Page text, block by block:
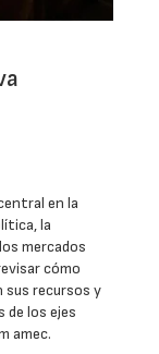
en la
la
mercados
cómo
sus recursos y
de los ejes
amec.